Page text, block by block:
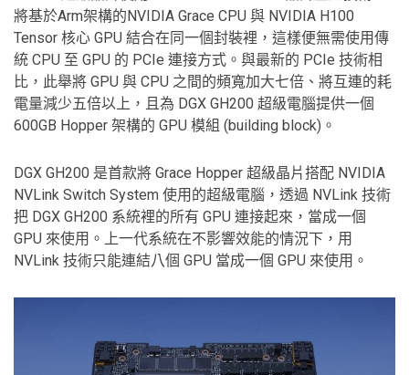
將基於Arm架構的NVIDIA Grace CPU 與 NVIDIA H100
Tensor 核心 GPU 結合在同一個封裝裡，這樣便無需使用傳
統 CPU 至 GPU 的 PCIe 連接方式。與最新的 PCIe 技術相
比，此舉將 GPU 與 CPU 之間的頻寬加大七倍、將互連的耗
電量減少五倍以上，且為 DGX GH200 超級電腦提供一個
600GB Hopper 架構的 GPU 模組 (building block)。
DGX GH200 是首款將 Grace Hopper 超級晶片搭配 NVIDIA
NVLink Switch System 使用的超級電腦，透過 NVLink 技術
把 DGX GH200 系統裡的所有 GPU 連接起來，當成一個
GPU 來使用。上一代系統在不影響效能的情況下，用
NVLink 技術只能連結八個 GPU 當成一個 GPU 來使用。